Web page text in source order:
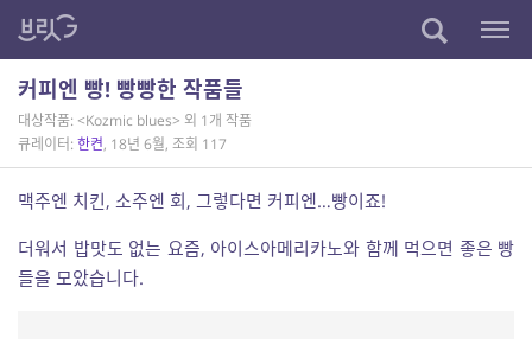
커피엔 빵! 빵빵한 작품들
대상작품: <Kozmic blues> 외 1개 작품
큐레이터: 한켠, 18년 6월, 조회 117
맥주엔 치킨, 소주엔 회, 그렇다면 커피엔…빵이죠!
더워서 밥맛도 없는 요즘, 아이스아메리카노와 함께 먹으면 좋은 빵
들을 모았습니다.